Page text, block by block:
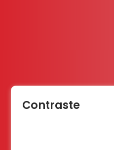
Contraste